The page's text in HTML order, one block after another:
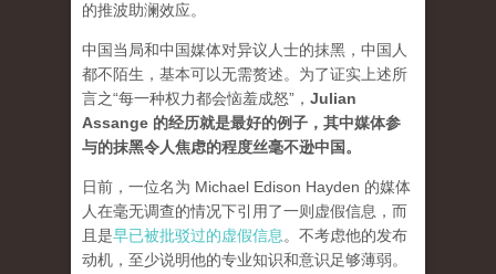
的推波助澜效应。
中国当局和中国媒体对异议人士的抹黑，中国人
都不陌生，基本可以无需赘述。为了证实上述所
言之“每一种权力都会恼羞成怒”， Julian
Assange 的经历就是最好的例子，其中媒体参
与的抹黑令人焦虑的程度丝毫不逊中国。
日前，一位名为 Michael Edison Hayden 的媒体
人在毫无调查的情况下引用了一则虚假信息，而
且是早已被批驳过的虚假信息 。不考虑他的发布
动机，至少说明他的专业知识和意识足够薄弱。